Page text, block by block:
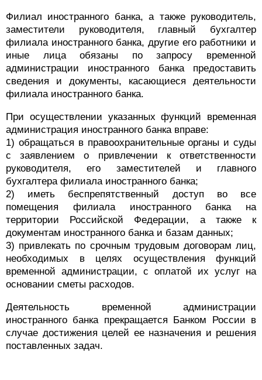
Филиал иностранного банка, а также руководитель,
заместители руководителя, главный бухгалтер
филиала иностранного банка, другие его работники и
иные лица обязаны по запросу временной
администрации иностранного банка предоставить
сведения и документы, касающиеся деятельности
филиала иностранного банка.
При осуществлении указанных функций временная
администрация иностранного банка вправе:
1) обращаться в правоохранительные органы и суды
с заявлением о привлечении к ответственности
руководителя, его заместителей и главного
бухгалтера филиала иностранного банка;
2) иметь беспрепятственный доступ во все
помещения филиала иностранного банка на
территории Российской Федерации, а также к
документам иностранного банка и базам данных;
3) привлекать по срочным трудовым договорам лиц,
необходимых в целях осуществления функций
временной администрации, с оплатой их услуг на
основании сметы расходов.
Деятельность временной администрации
иностранного банка прекращается Банком России в
случае достижения целей ее назначения и решения
поставленных задач.